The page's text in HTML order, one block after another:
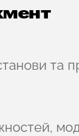
та